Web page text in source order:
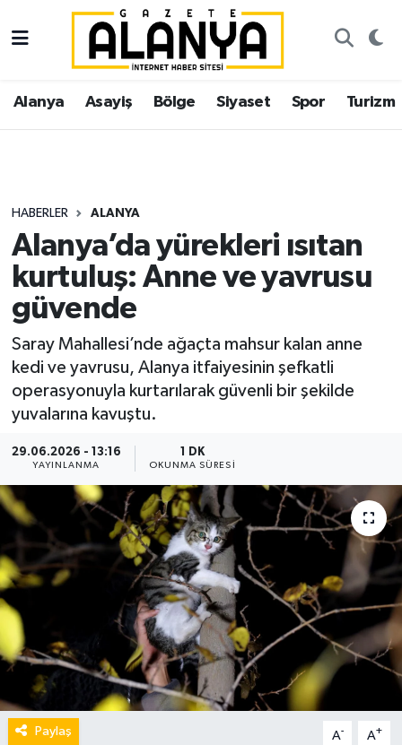
Alanya Asayiş Bölge Siyaset Spor Turizm
HABERLER ALANYA
Alanya’da yürekleri ısıtan
kurtuluş: Anne ve yavrusu
güvende
Saray Mahallesi’nde ağaçta mahsur kalan anne
kedi ve yavrusu, Alanya itfaiyesinin şefkatli
operasyonuyla kurtarılarak güvenli bir şekilde
yuvalarına kavuştu.
29.06.2026 - 13:16
YAYINLANMA
1 DK
OKUNMA SÜRESI
Paylaş A- A+
Alanya
Asayiş
Siyaset
Spor
Ekonomi
Gazipaşa
İstanbul Nöbetçi Eczaneler
İstanbul Hava Durumu
Süper Lig Puan Durumu ve Fikstür
Tüm Manşetler
Son Dakika Haberleri
Haber Arşivi